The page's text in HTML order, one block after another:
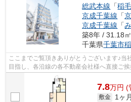
総武本線 「稲毛
京成千葉線 「
京成千葉線 「
築8年 / 31.18㎡
千葉県千葉市
ここまでご覧頂きありがとうございます♪当
目指し、各沿線の各不動産会社様へ直接ご
様へ提供しております！最新の情報は...
7.8万円 (
敷金 1ヶ月